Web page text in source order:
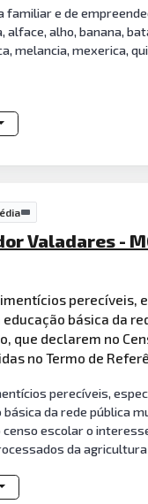
e de
alho, banana,
melancia, mexerica,
Valadares -
perecíveis,
básica da
que declarem no
no Termo de
perecíveis,
da rede pública
escolar o
da